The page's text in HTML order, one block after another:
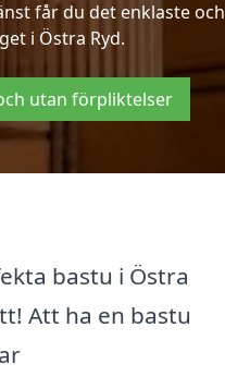
får du det enklaste och
i Östra Ryd.
utan förpliktelser
bastu i Östra
Att ha en bastu